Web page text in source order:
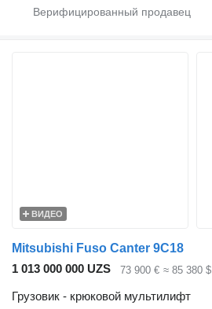
ВИДЕО
Mitsubishi Fuso Canter 9C18
1 013 000 000 UZS
73 900 € ≈ 85 380 $
Грузовик - крюковой мультилифт